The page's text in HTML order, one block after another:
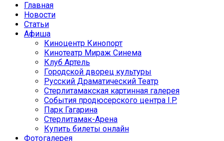
Главная
Новости
Статьи
Афиша
Киноцентр Кинопорт
Кинотеатр Мираж Синема
Клуб Артель
Городской дворец культуры
Русский Драматический Театр
Стерлитамакская картинная галерея
События продюсерского центра I.P.
Парк Гагарина
Стерлитамак-Арена
Купить билеты онлайн
Фотогалерея